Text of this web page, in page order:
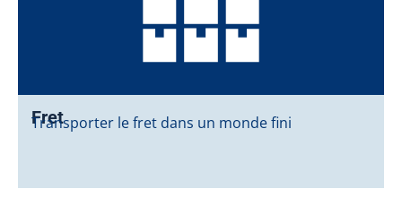
Fret
Transporter le fret dans un monde fini